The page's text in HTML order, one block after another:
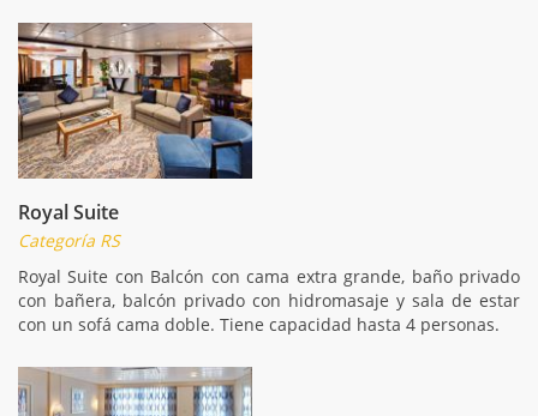
Royal Suite
Categoría RS
Royal Suite con Balcón con cama extra grande, baño privado
con bañera, balcón privado con hidromasaje y sala de estar
con un sofá cama doble. Tiene capacidad hasta 4 personas.